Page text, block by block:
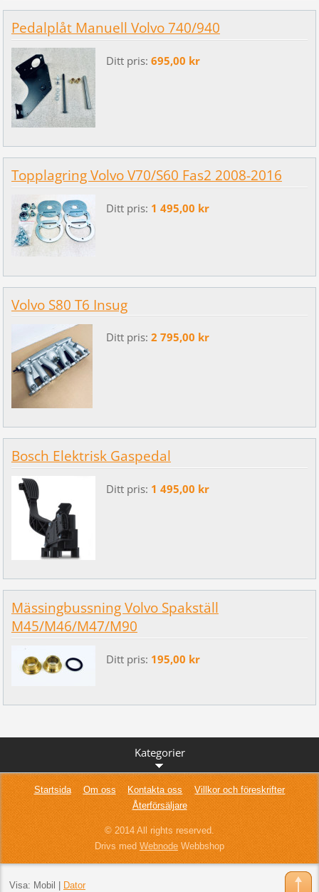
Pedalplåt Manuell Volvo 740/940
Ditt pris: 695,00 kr
Topplagring Volvo V70/S60 Fas2 2008-2016
Ditt pris: 1 495,00 kr
Volvo S80 T6 Insug
Ditt pris: 2 795,00 kr
Bosch Elektrisk Gaspedal
Ditt pris: 1 495,00 kr
Mässingbussning Volvo Spakställ
M45/M46/M47/M90
Ditt pris: 195,00 kr
Kategorier
Startsida Om oss Kontakta oss
Villkor och föreskrifter
Återförsäljare
© 2014 All rights reserved.
Drivs medWebnodeWebbshop
Visa: Mobil Dator